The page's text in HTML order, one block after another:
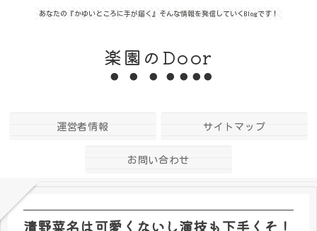
あなたの『かゆいところに手が届く』そんな情報を発信していくBlogです！
楽園のDoor
運営者情報 サイトマップ
お問い合わせ
清野菜名は可愛くないし演技も下手くそ！